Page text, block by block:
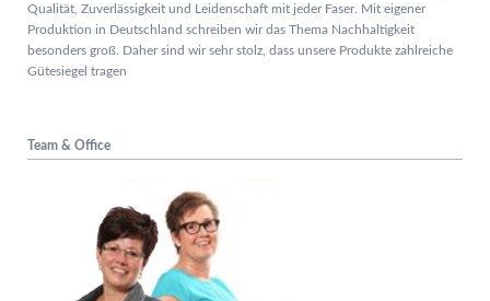
Qualität, Zuverlässigkeit und Leidenschaft mit jeder Faser. Mit eigener
Produktion in Deutschland schreiben wir das Thema Nachhaltigkeit
besonders groß. Daher sind wir sehr stolz, dass unsere Produkte zahlreiche
Gütesiegel tragen
Team & Office